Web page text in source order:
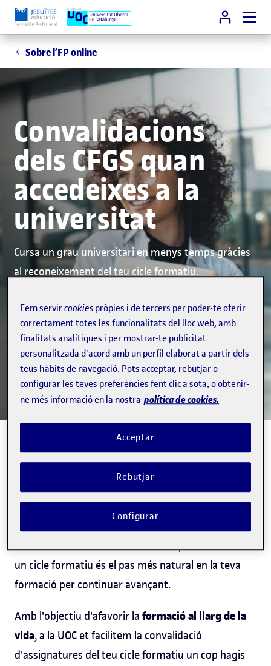
Sobre l’FP online
Convalidacions
dels CFGS quan
accedeixes a la
universitat
Cursa un grau universitari en menys temps gràcies
al reconeixement del teu cicle formatiu.
L'FP com a porta
d'accés als graus de la
UOC
un cicle formatiu és el pas més natural en la teva
formació per continuar avançant.
Amb l'objectiu d'afavorir la formació al llarg de la
vida, a la UOC et facilitem la convalidació
d'assignatures del teu cicle formatiu un cop hagis
Fem servircookies pròpies i de tercers per poder-te oferir
correctament totes les funcionalitats del lloc web, amb
finalitats analítiques i per mostrar-te publicitat
personalitzada d'acord amb un perfil elaborat a partir dels
teus hàbits de navegació. Pots acceptar, rebutjar o
configurar les teves preferències fent clic a sota, o obtenir-
ne més informació en la nostra política de cookies.
Rebutjar
Acceptar
Configurar